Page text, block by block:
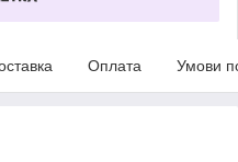
Оплата Умови